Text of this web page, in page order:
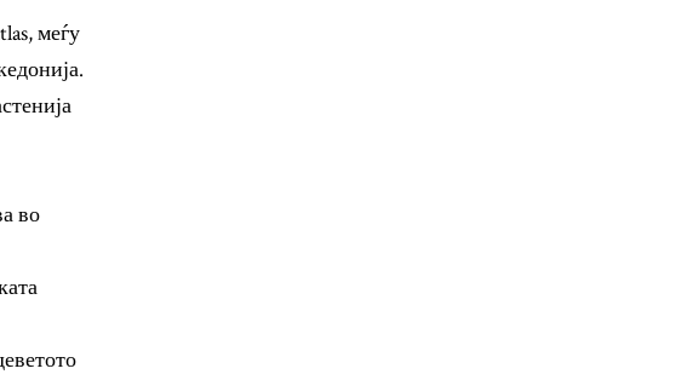
меѓу
во